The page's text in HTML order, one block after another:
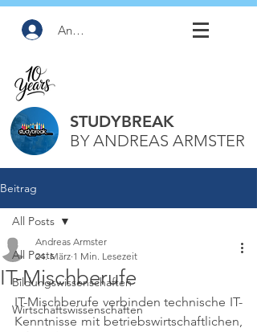
Anmelden
STUDYBREAK
BY ANDREAS ARMSTER
Beitrag
All Posts
Bildungswissenschaften
Wirtschaftswissenschaften
All Posts
IT-Mischberufe
Andreas Armster
24. März 1 Min. Lesezeit
IT-Mischberufe verbinden technische IT-
Kenntnisse mit betriebswirtschaftlichen,